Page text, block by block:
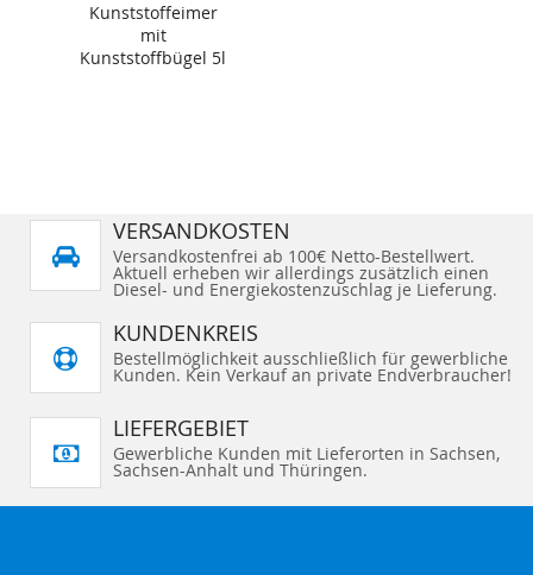
Kunststoffeimer
mit
Kunststoffbügel 5l
VERSANDKOSTEN
Versandkostenfrei ab 100€ Netto-Bestellwert.
Aktuell erheben wir allerdings zusätzlich einen
Diesel- und Energiekostenzuschlag je Lieferung.
KUNDENKREIS
Bestellmöglichkeit ausschließlich für gewerbliche
Kunden. Kein Verkauf an private Endverbraucher!
LIEFERGEBIET
Gewerbliche Kunden mit Lieferorten in Sachsen,
Sachsen-Anhalt und Thüringen.